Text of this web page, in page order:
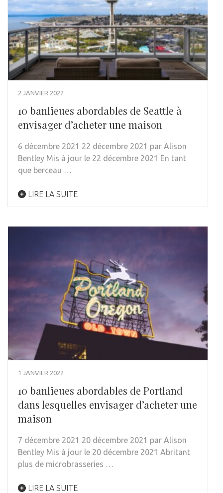
2 JANVIER 2022
10 banlieues abordables de Seattle à
envisager d’acheter une maison
6 décembre 2021 22 décembre 2021 par Alison
Bentley Mis à jour le 22 décembre 2021 En tant
que berceau …
LIRE LA SUITE
1 JANVIER 2022
10 banlieues abordables de Portland
dans lesquelles envisager d’acheter une
maison
7 décembre 2021 20 décembre 2021 par Alison
Bentley Mis à jour le 20 décembre 2021 Abritant
plus de microbrasseries …
LIRE LA SUITE